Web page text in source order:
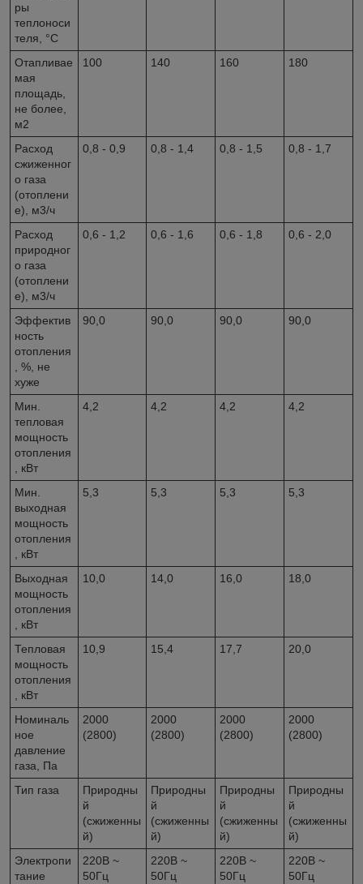
ры
теплоноси
теля, °С
Отапливае
мая
площадь,
не более,
м2
100 140 160 180
Расход
сжиженног
о газа
(отоплени
е), м3/ч
0,8 - 0,9 0,8 - 1,4 0,8 - 1,5 0,8 - 1,7
Расход
природног
о газа
(отоплени
е), м3/ч
0,6 - 1,2 0,6 - 1,6 0,6 - 1,8 0,6 - 2,0
Эффектив
ность
отопления
, %, не
хуже
90,0 90,0 90,0 90,0
Мин.
тепловая
мощность
отопления
, кВт
4,2 4,2 4,2 4,2
Мин.
выходная
мощность
отопления
, кВт
5,3 5,3 5,3 5,3
Выходная
мощность
отопления
, кВт
10,0 14,0 16,0 18,0
Тепловая
мощность
отопления
, кВт
10,9 15,4 17,7 20,0
Номиналь
ное
давление
газа, Па
2000
(2800)
2000
(2800)
2000
(2800)
2000
(2800)
Тип газа
Природны
й
(сжиженны
й)
Природны
й
(сжиженны
й)
Природны
й
(сжиженны
й)
Природны
й
(сжиженны
й)
Электропи
тание
220B ~
50Гц
220B ~
50Гц
220B ~
50Гц
220B ~
50Гц